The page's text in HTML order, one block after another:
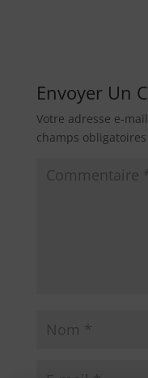
Envoyer Un
Votre adresse e-
champs